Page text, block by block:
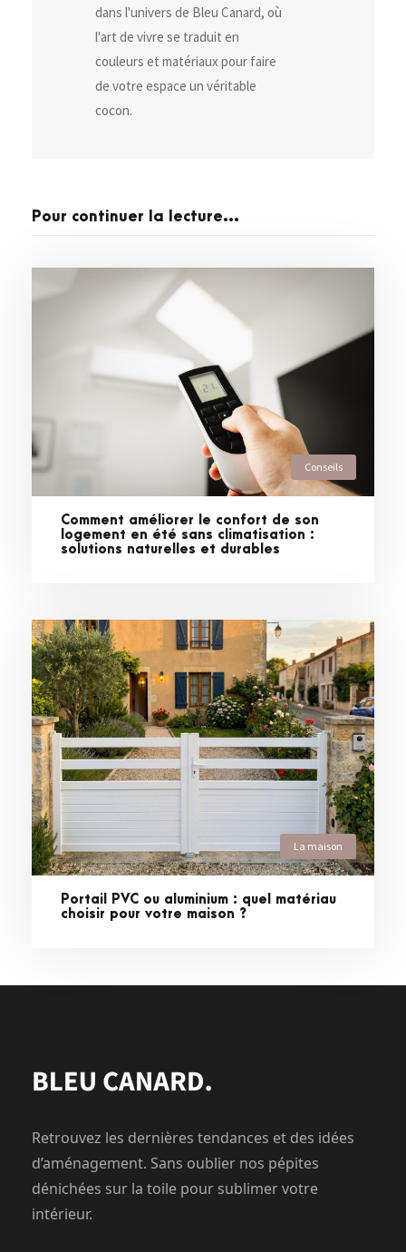
dans l'univers de Bleu Canard, où
l'art de vivre se traduit en
couleurs et matériaux pour faire
de votre espace un véritable
cocon.
Pour continuer la lecture...
Conseils
Comment améliorer le confort de son
logement en été sans climatisation :
solutions naturelles et durables
La maison
Portail PVC ou aluminium : quel matériau
choisir pour votre maison ?
Retrouvez les dernières tendances et des idées
d’aménagement. Sans oublier nos pépites
dénichées sur la toile pour sublimer votre
intérieur.